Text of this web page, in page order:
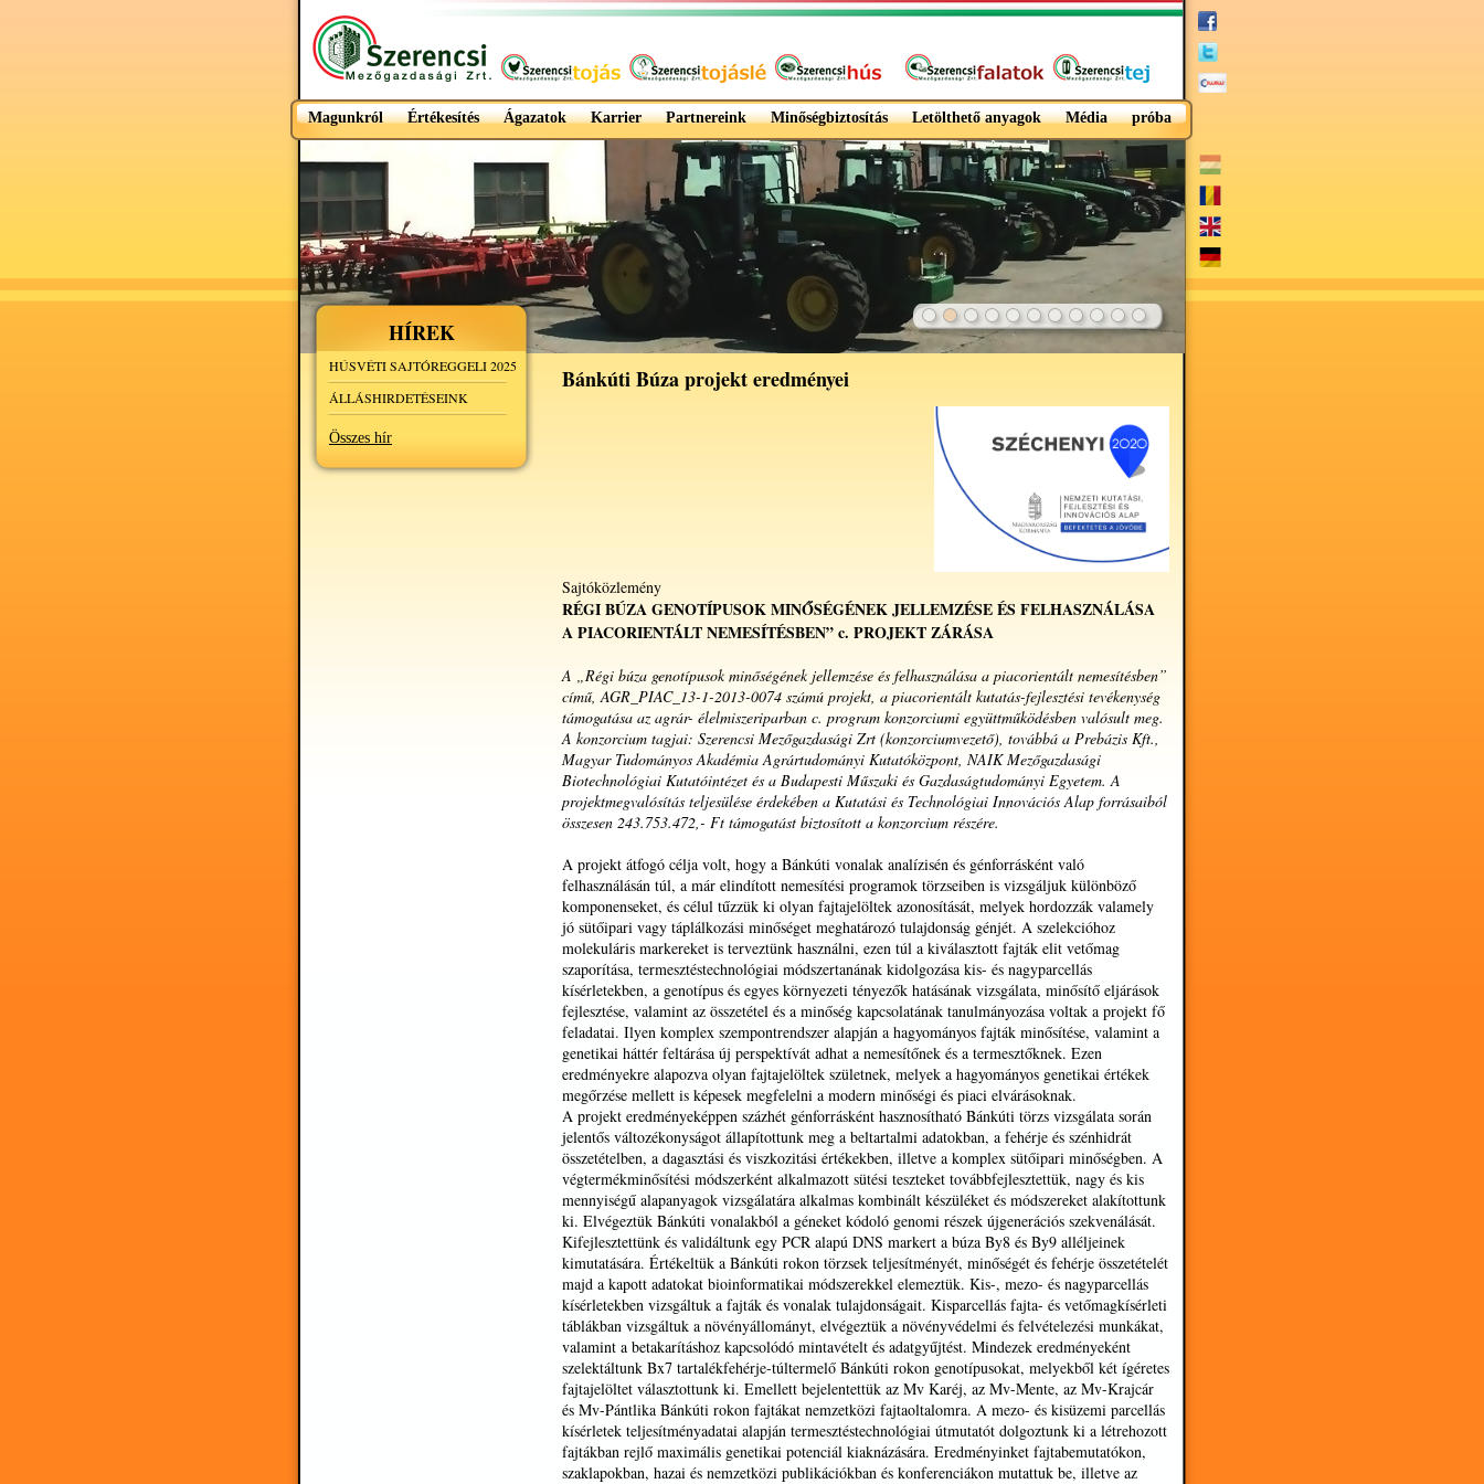
Magunkról Értékesítés Ágazatok Karrier Partnereink Minőségbiztosítás Letölthető anyagok Média próba
HÍREK
HÚSVÉTI SAJTÓREGGELI 2025
ÁLLÁSHIRDETÉSEINK
Összes hír
Bánkúti Búza projekt eredményei
Sajtóközlemény
RÉGI BÚZA GENOTÍPUSOK MINŐSÉGÉNEK JELLEMZÉSE ÉS FELHASZNÁLÁSA
A PIACORIENTÁLT NEMESÍTÉSBEN” c. PROJEKT ZÁRÁSA
A „Régi búza genotípusok minőségének jellemzése és felhasználása a piacorientált nemesítésben”
című, AGR_PIAC_13-1-2013-0074 számú projekt, a piacorientált kutatás-fejlesztési tevékenység
támogatása az agrár- élelmiszeriparban c. program konzorciumi együttműködésben valósult meg.
A konzorcium tagjai: Szerencsi Mezőgazdasági Zrt (konzorciumvezető), továbbá a Prebázis Kft.,
Magyar Tudományos Akadémia Agrártudományi Kutatóközpont, NAIK Mezőgazdasági
Biotechnológiai Kutatóintézet és a Budapesti Műszaki és Gazdaságtudományi Egyetem. A
projektmegvalósítás teljesülése érdekében a Kutatási és Technológiai Innovációs Alap forrásaiból
összesen 243.753.472,- Ft támogatást biztosított a konzorcium részére.
A projekt átfogó célja volt, hogy a Bánkúti vonalak analízisén és génforrásként való
felhasználásán túl, a már elindított nemesítési programok törzseiben is vizsgáljuk különböző
komponenseket, és célul tűzzük ki olyan fajtajelöltek azonosítását, melyek hordozzák valamely
jó sütőipari vagy táplálkozási minőséget meghatározó tulajdonság génjét. A szelekcióhoz
molekuláris markereket is terveztünk használni, ezen túl a kiválasztott fajták elit vetőmag
szaporítása, termesztéstechnológiai módszertanának kidolgozása kis- és nagyparcellás
kísérletekben, a genotípus és egyes környezeti tényezők hatásának vizsgálata, minősítő eljárások
fejlesztése, valamint az összetétel és a minőség kapcsolatának tanulmányozása voltak a projekt fő
feladatai. Ilyen komplex szempontrendszer alapján a hagyományos fajták minősítése, valamint a
genetikai háttér feltárása új perspektívát adhat a nemesítőnek és a termesztőknek. Ezen
eredményekre alapozva olyan fajtajelöltek születnek, melyek a hagyományos genetikai értékek
megőrzése mellett is képesek megfelelni a modern minőségi és piaci elvárásoknak.
A projekt eredményeképpen százhét génforrásként hasznosítható Bánkúti törzs vizsgálata során
jelentős változékonyságot állapítottunk meg a beltartalmi adatokban, a fehérje és szénhidrát
összetételben, a dagasztási és viszkozitási értékekben, illetve a komplex sütőipari minőségben. A
végtermékminősítési módszerként alkalmazott sütési teszteket továbbfejlesztettük, nagy és kis
mennyiségű alapanyagok vizsgálatára alkalmas kombinált készüléket és módszereket alakítottunk
ki. Elvégeztük Bánkúti vonalakból a géneket kódoló genomi részek újgenerációs szekvenálását.
Kifejlesztettünk és validáltunk egy PCR alapú DNS markert a búza By8 és By9 alléljeinek
kimutatására. Értékeltük a Bánkúti rokon törzsek teljesítményét, minőségét és fehérje összetételét
majd a kapott adatokat bioinformatikai módszerekkel elemeztük. Kis-, mezo- és nagyparcellás
kísérletekben vizsgáltuk a fajták és vonalak tulajdonságait. Kisparcellás fajta- és vetőmagkísérleti
táblákban vizsgáltuk a növényállományt, elvégeztük a növényvédelmi és felvételezési munkákat,
valamint a betakarításhoz kapcsolódó mintavételt és adatgyűjtést. Mindezek eredményeként
szelektáltunk Bx7 tartalékfehérje-túltermelő Bánkúti rokon genotípusokat, melyekből két ígéretes
fajtajelöltet választottunk ki. Emellett bejelentettük az Mv Karéj, az Mv-Mente, az Mv-Krajcár
és Mv-Pántlika Bánkúti rokon fajtákat nemzetközi fajtaoltalomra. A mezo- és kisüzemi parcellás
kísérletek teljesítményadatai alapján termesztéstechnológiai útmutatót dolgoztunk ki a létrehozott
fajtákban rejlő maximális genetikai potenciál kiaknázására. Eredményinket fajtabemutatókon,
szaklapokban, hazai és nemzetközi publikációkban és konferenciákon mutattuk be, illetve az